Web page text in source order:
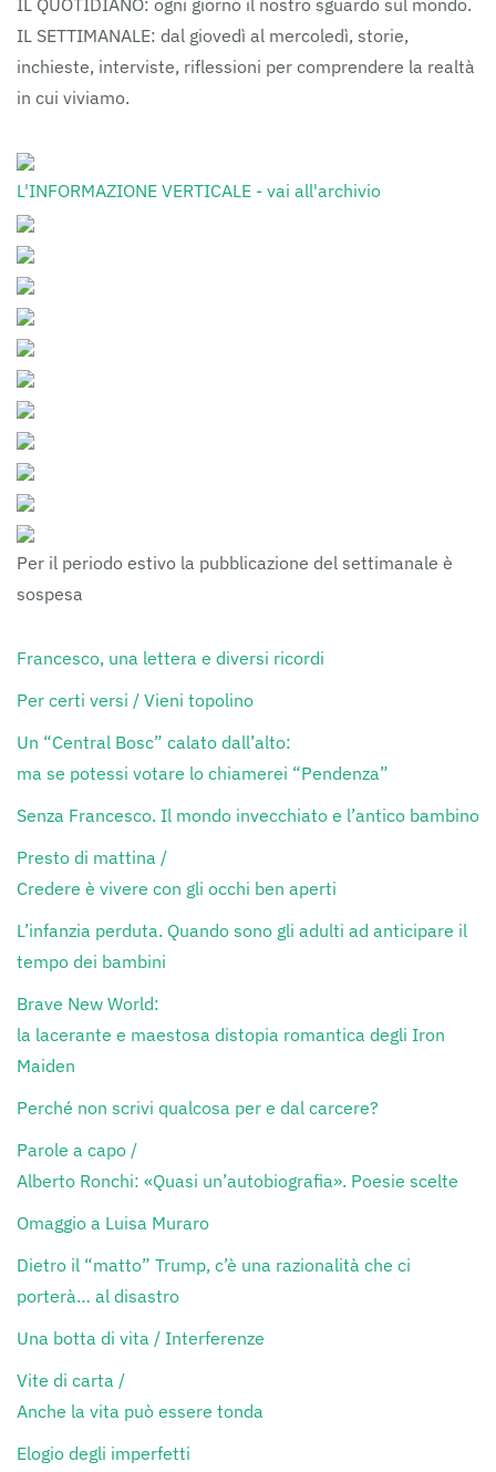
IL QUOTIDIANO: ogni giorno il nostro sguardo sul mondo.
IL SETTIMANALE: dal giovedì al mercoledì, storie,
inchieste, interviste, riflessioni per comprendere la realtà
in cui viviamo.
L'INFORMAZIONE VERTICALE - vai all'archivio
Per il periodo estivo la pubblicazione del settimanale è
sospesa
Francesco, una lettera e diversi ricordi
Per certi versi / Vieni topolino
Un “Central Bosc” calato dall’alto:
ma se potessi votare lo chiamerei “Pendenza”
Senza Francesco. Il mondo invecchiato e l’antico bambino
Presto di mattina /
Credere è vivere con gli occhi ben aperti
L’infanzia perduta. Quando sono gli adulti ad anticipare il
tempo dei bambini
Brave New World:
la lacerante e maestosa distopia romantica degli Iron
Maiden
Perché non scrivi qualcosa per e dal carcere?
Parole a capo /
Alberto Ronchi: «Quasi un’autobiografia». Poesie scelte
Omaggio a Luisa Muraro
Dietro il “matto” Trump, c’è una razionalità che ci
porterà… al disastro
Una botta di vita / Interferenze
Vite di carta /
Anche la vita può essere tonda
Elogio degli imperfetti